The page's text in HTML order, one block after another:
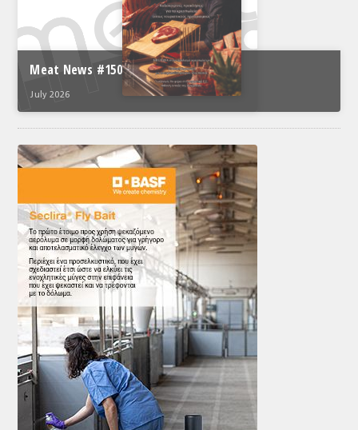
Meat News #150
July 2026